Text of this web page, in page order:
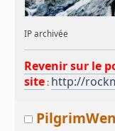
IP archivée
Revenir sur le
site : http://
PilgrimWen